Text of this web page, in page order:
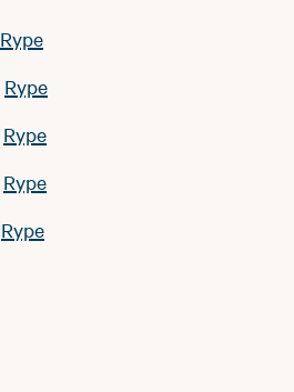
Rype
Rype
Rype
Rype
Rype